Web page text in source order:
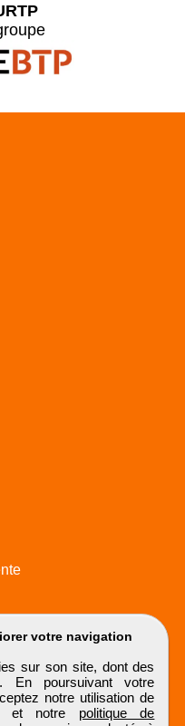
votre navigation
sur son site, dont des
En poursuivant votre
notre utilisation de
et notre politique de